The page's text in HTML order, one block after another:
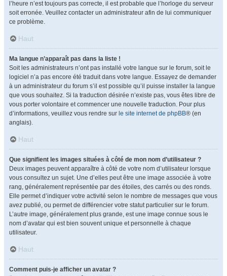
l’heure n’est toujours pas correcte, il est probable que l’horloge du serveur
soit erronée. Veuillez contacter un administrateur afin de lui communiquer
ce problème.
Haut
Ma langue n’apparaît pas dans la liste !
Soit les administrateurs n’ont pas installé votre langue sur le forum, soit le
logiciel n’a pas encore été traduit dans votre langue. Essayez de demander
à un administrateur du forum s’il est possible qu’il puisse installer la langue
que vous souhaitez. Si la traduction désirée n’existe pas, vous êtes libre de
vous porter volontaire et commencer une nouvelle traduction. Pour plus
d’informations, veuillez vous rendre sur le site internet de phpBB® (en
anglais).
Haut
Que signifient les images situées à côté de mon nom d’utilisateur ?
Deux images peuvent apparaître à côté de votre nom d’utilisateur lorsque
vous consultez un sujet. Une d’elles peut être une image associée à votre
rang, généralement représentée par des étoiles, des carrés ou des ronds.
Elle permet d’indiquer votre activité selon le nombre de messages que vous
avez publié, ou permet de différencier votre statut particulier sur le forum.
L’autre image, généralement plus grande, est une image connue sous le
nom d’avatar qui est bien souvent unique et personnelle à chaque
utilisateur.
Haut
Comment puis-je afficher un avatar ?